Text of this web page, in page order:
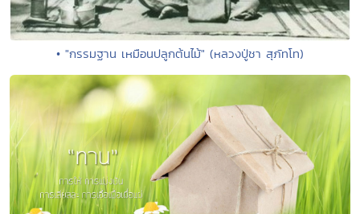
• "กรรมฐาน เหมือนปลูกต้นไม้" (หลวงปู่ชา สุภัทโท)